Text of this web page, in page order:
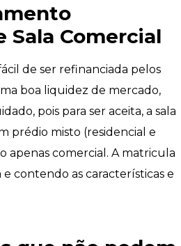
Sala Comercial
de ser refinanciada pelos
boa liquidez de mercado,
pois para ser aceita, a sala
prédio misto (residencial e
apenas comercial. A matricula
contendo as características e